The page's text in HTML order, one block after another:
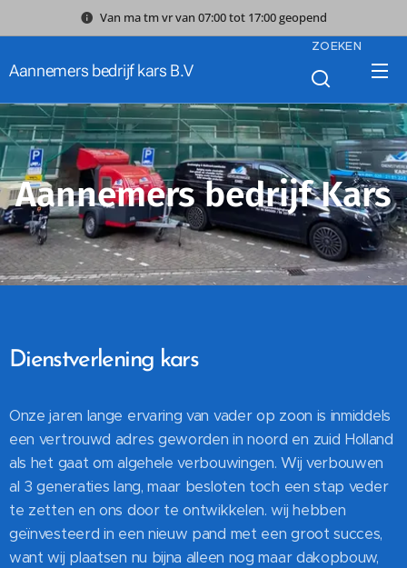
Van ma tm vr van 07:00 tot 17:00 geopend
Aannemers bedrijf kars B.V
ZOEKEN
Aannemers bedrijf Kars
Dienstverlening kars
Onze jaren lange ervaring van vader op zoon is inmiddels
een vertrouwd adres geworden in noord en zuid Holland
als het gaat om algehele verbouwingen. Wij verbouwen
al 3 generaties lang, maar besloten toch een stap veder
te zetten en ons door te ontwikkelen. wij hebben
geïnvesteerd in een nieuw pand met een groot succes,
want wij plaatsen nu bijna alleen nog maar dakopbouw,